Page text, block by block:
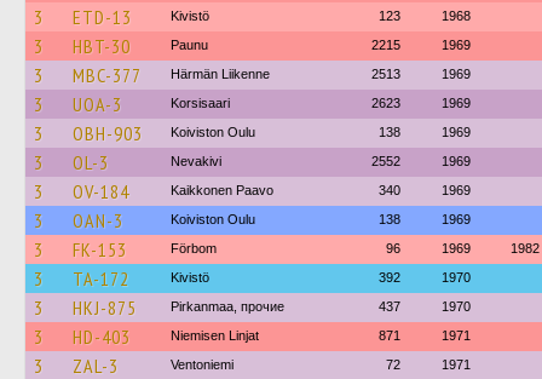
3 ETD-13 Kivistö 123 1968
3 HBT-30 Paunu 2215 1969
3 MBC-377 Härmän Liikenne 2513 1969
3 UOA-3 Korsisaari 2623 1969
3 OBH-903 Koiviston Oulu 138 1969
3 OL-3 Nevakivi 2552 1969
3 OV-184 Kaikkonen Paavo 340 1969
3 OAN-3 Koiviston Oulu 138 1969
3 FK-153 Förbom 96 1969 1982
3 TA-172 Kivistö 392 1970
3 HKJ-875 Pirkanmaa, прочие 437 1970
3 HD-403 Niemisen Linjat 871 1971
3 ZAL-3 Ventoniemi 72 1971